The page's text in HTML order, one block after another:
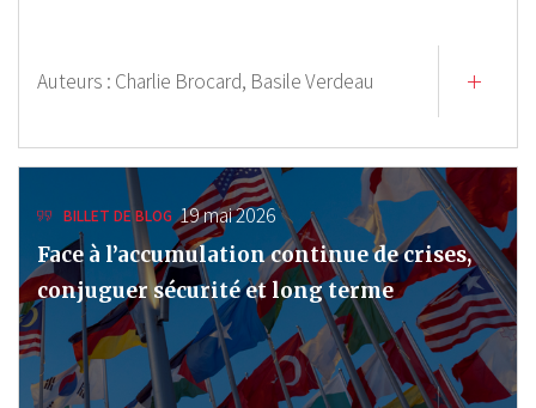
Auteurs : Charlie Brocard, Basile Verdeau
BILLET DE BLOG 19 mai 2026
Face à l’accumulation continue de crises,
conjuguer sécurité et long terme